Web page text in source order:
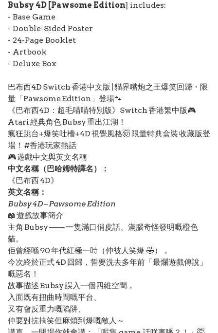
Bubsy 4D [Pawsome Edition] includes:
- Base Game
- Double-Sided Poster
- 24-Page Booklet
- Artbook
- Deluxe Box
巴布西4D Switch 香港中文版 | 貓界嘴炮之王爆笑回歸・限
量「Pawsome Edition」登場🐾
《巴布西4D：超毛喵喵特別版》Switch 香港繁中版🎮
Atari 經典角色 Bubsy 重出江湖！
瘋狂跳台+爆笑吐槽+4D 視覺風格🤯 限量特典盒裝 收藏版登
場！ #香港玩家熱話
🎮 遊戲中文與英文名稱
中文名稱（巴哈姆特譯名）：
《巴布西 4D》
英文名稱：
Bubsy 4D – Pawsome Edition
📖 遊戲故事簡介
主角 Bubsy —— 一隻滿口俏皮話、滿腦奇怪發明嘅橙色
貓。
佢曾經喺 90 年代紅極一時（仲被人笑爆 🤣），
今次終於正式 4D 回歸，誓要洗去多年前「最爛遊戲傳說」
嘅惡名！
故事描述 Bubsy 誤入一個四維空間，
入面既有扭曲時間嘅平台、
又有會反重力嘅陷阱、
仲要對抗搞笑但麻煩到爆嘅敵人～